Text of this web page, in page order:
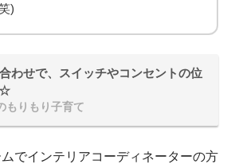
)
わせで、スイッチやコンセントの位
☆
もりもり子育て
でインテリアコーディネーターの方